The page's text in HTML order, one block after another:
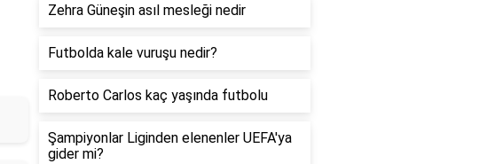
Zehra Güneşin asıl mesleği nedir
Futbolda kale vuruşu nedir?
Roberto Carlos kaç yaşında futbolu
Şampiyonlar Liginden elenenler UEFA'ya
gider mi?